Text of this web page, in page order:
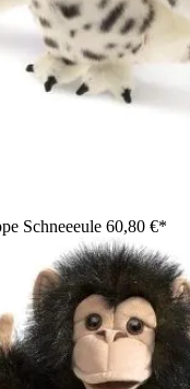
Schneeeule 60,80 €*